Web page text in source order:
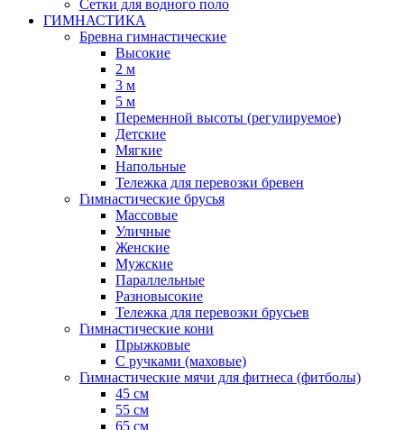
Сетки для водного поло
ГИМНАСТИКА
Бревна гимнастические
Высокие
2 м
3 м
5 м
Переменной высоты (регулируемое)
Детские
Мягкие
Напольные
Тележка для перевозки бревен
Гимнастические брусья
Массовые
Уличные
Женские
Мужские
Параллельные
Разновысокие
Тележка для перевозки брусьев
Гимнастические кони
Прыжковые
С ручками (маховые)
Гимнастические мячи для фитнеса (фитболы)
45 см
55 см
65 см